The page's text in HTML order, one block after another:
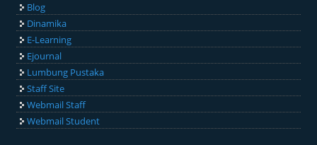
Blog
Dinamika
E-Learning
Ejournal
Lumbung Pustaka
Staff Site
Webmail Staff
Webmail Student